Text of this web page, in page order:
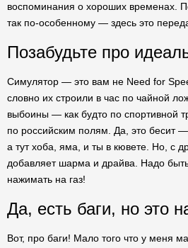
воспоминания о хороших временах.
так по-особенному — здесь это
Позабудьте про
Симулятор — это вам не Need for
словно их строили в час по чайной
выбоины — как будто по спортивной
по российским полям. Да, это бесит
а тут хоба, яма, и ты в кювете. Но, с
добавляет шарма и драйва. Надо
нажимать на газ!
Да, есть баги, но это
Вот, про баги! Мало того что у меня